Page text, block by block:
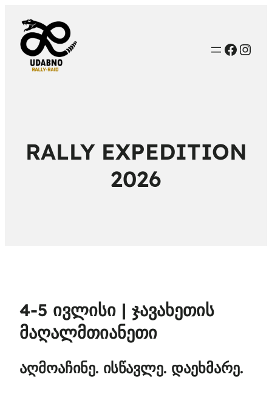
RALLY EXPEDITION
2026
4-5 ივლისი | ჯავახეთის
მაღალმთიანეთი
აღმოაჩინე. ისწავლე. დაეხმარე.